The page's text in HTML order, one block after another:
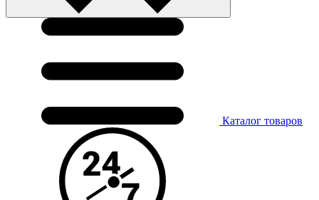
Каталог товаров